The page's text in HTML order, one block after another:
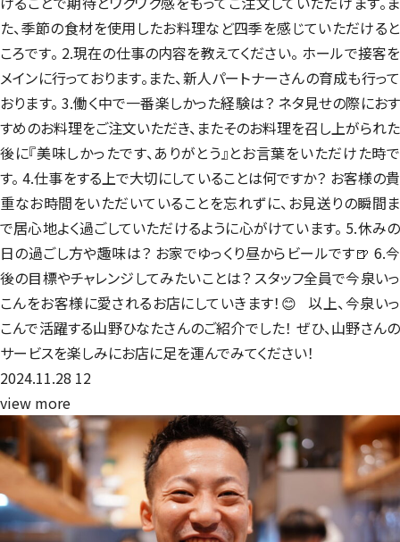
た、季節の食材を使用したお料理など四季を感じていただけると
ころです。 2.現在の仕事の内容を教えてください。 ホールで接客を
メインに行っております。また、新人パートナーさんの育成も行って
おります。 3.働く中で一番楽しかった経験は？ ネタ見せの際におす
すめのお料理をご注文いただき、またそのお料理を召し上がられた
後に『美味しかったです、ありがとう』とお言葉をいただけた時で
す。 4.仕事をする上で大切にしていることは何ですか？ お客様の貴
重なお時間をいただいていることを忘れずに、お見送りの瞬間ま
で居心地よく過ごしていただけるように心がけています。 5.休みの
日の過ごし方や趣味は？ お家でゆっくり昼からビールです🍺 6.今
後の目標やチャレンジしてみたいことは？ スタッフ全員で今泉いっ
こんをお客様に愛されるお店にしていきます！😊 以上、今泉いっ
こんで活躍する山野ひなたさんのご紹介でした！ ぜひ、山野さんの
サービスを楽しみにお店に足を運んでみてください！
2024.11.28 12
view more